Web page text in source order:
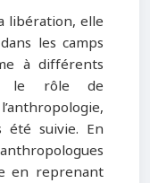
libération, elle
les camps
à différents
le rôle de
été suivie. En
en reprenant